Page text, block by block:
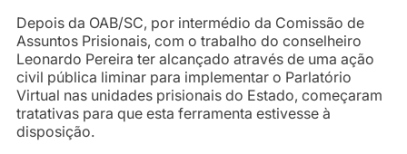
Depois da OAB/SC, por intermédio da Comissão de
Assuntos Prisionais, com o trabalho do conselheiro
Leonardo Pereira ter alcançado através de uma ação
civil pública liminar para implementar o Parlatório
Virtual nas unidades prisionais do Estado, começaram
tratativas para que esta ferramenta estivesse à
disposição.